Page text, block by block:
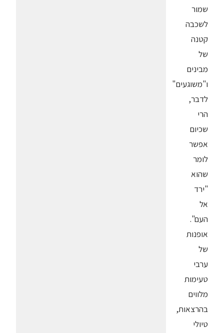
שמור
לשכבה
קטנה
של
מבינים
ו"משוגעים"
לדבר,
הרי
שכיום
אפשר
לומר
שהוא
"ירד
אל
העם".
אופנות
של
ערבי
טעימות
מלווים
בהרצאות,
טיולי